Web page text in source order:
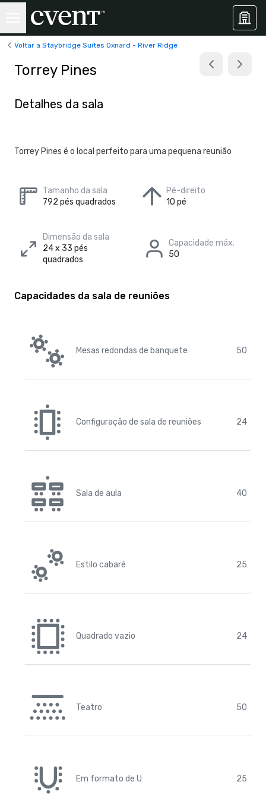
Voltar a Staybridge Suites Oxnard - River Ridge
Torrey Pines
Detalhes da sala
Torrey Pines é o local perfeito para uma pequena reunião
Tamanho da sala
792 pés quadrados
Pé-direito
10 pé
Dimensão da sala
24 x 33 pés
quadrados
Capacidade máx.
50
Capacidades da sala de reuniões
Mesas redondas de banquete 50
Configuração de sala de reuniões 24
Sala de aula 40
Estilo cabaré 25
Quadrado vazio 24
Teatro 50
Em formato de U 25